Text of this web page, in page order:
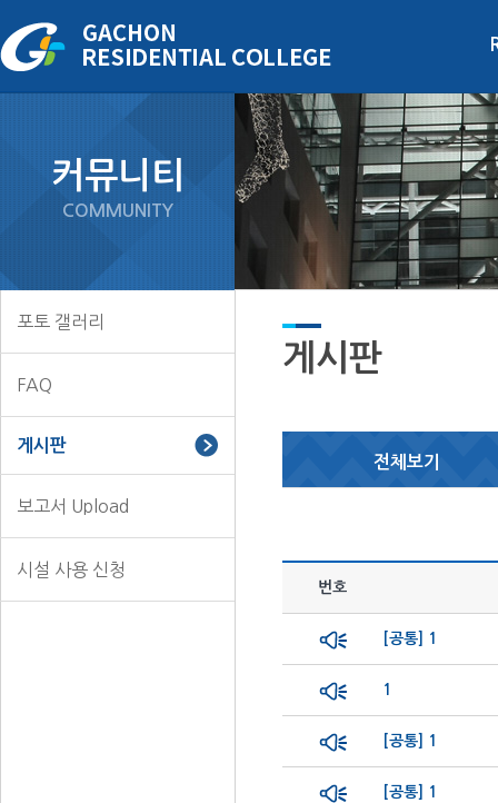
커뮤니티
COMMUNITY
포토 갤러리
FAQ
게시판
보고서 Upload
시설 사용 신청
게시판
전체보기
번호
[공통] 1
1
[공통] 1
[공통] 1